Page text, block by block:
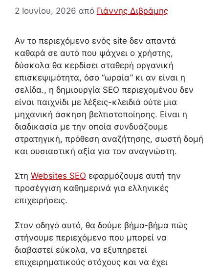
2 Ιουνίου, 2026 από Γιάννης Διβράμης
Αν το περιεχόμενο ενός site δεν απαντά
καθαρά σε αυτό που ψάχνει ο χρήστης,
δύσκολα θα κερδίσει σταθερή οργανική
επισκεψιμότητα, όσο “ωραία” κι αν είναι η
σελίδα., η δημιουργία SEO περιεχομένου δεν
είναι παιχνίδι με λέξεις-κλειδιά ούτε μια
μηχανική άσκηση βελτιστοποίησης. Είναι η
διαδικασία με την οποία συνδυάζουμε
στρατηγική, πρόθεση αναζήτησης, σωστή δομή
και ουσιαστική αξία για τον αναγνώστη.
Στη Websites SEO εφαρμόζουμε αυτή την
προσέγγιση καθημερινά για ελληνικές
επιχειρήσεις.
Στον οδηγό αυτό, θα δούμε βήμα-βήμα πώς
στήνουμε περιεχόμενο που μπορεί να
διαβαστεί εύκολα, να εξυπηρετεί
επιχειρηματικούς στόχους και να έχει